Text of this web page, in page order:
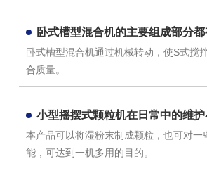
卧式槽型混合机的主要组成部分都
卧式槽型混合机通过机械转动，使S式搅
合质量。
小型摇摆式颗粒机在日常中的维
本产品可以将湿粉末制成颗粒，也可对
能，可达到一机多用的目的。